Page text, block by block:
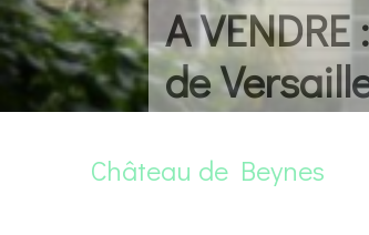
A VENDRE
de Versailles
Château de Beynes